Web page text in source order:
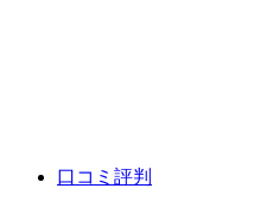
口コミ評判